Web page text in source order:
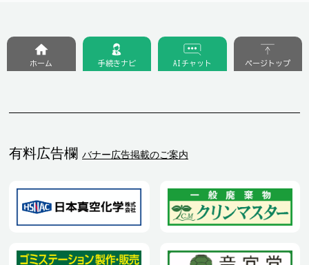
有料広告欄 バナー広告掲載のご案内
ホーム 手続きナビ AIチャット ページトップ